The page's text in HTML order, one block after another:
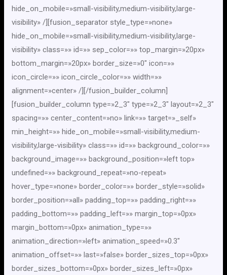
hide_on_mobile=»small-visibility,medium-visibility,large-
visibility» /][fusion_separator style_type=»none»
hide_on_mobile=»small-visibility,medium-visibility,large-
visibility» class=»» id=»» sep_color=»» top_margin=»20px»
bottom_margin=»20px» border_size=»0″ icon=»»
icon_circle=»» icon_circle_color=»» width=»»
alignment=»center» /][/fusion_builder_column]
[fusion_builder_column type=»2_3″ type=»2_3″ layout=»2_3″
spacing=»» center_content=»no» link=»» target=»_self»
min_height=»» hide_on_mobile=»small-visibility,medium-
visibility,large-visibility» class=»» id=»» background_color=»»
background_image=»» background_position=»left top»
undefined=»» background_repeat=»no-repeat»
hover_type=»none» border_color=»» border_style=»solid»
border_position=»all» padding_top=»» padding_right=»»
padding_bottom=»» padding_left=»» margin_top=»0px»
margin_bottom=»0px» animation_type=»»
animation_direction=»left» animation_speed=»0.3″
animation_offset=»» last=»false» border_sizes_top=»0px»
border_sizes_bottom=»0px» border_sizes_left=»0px»